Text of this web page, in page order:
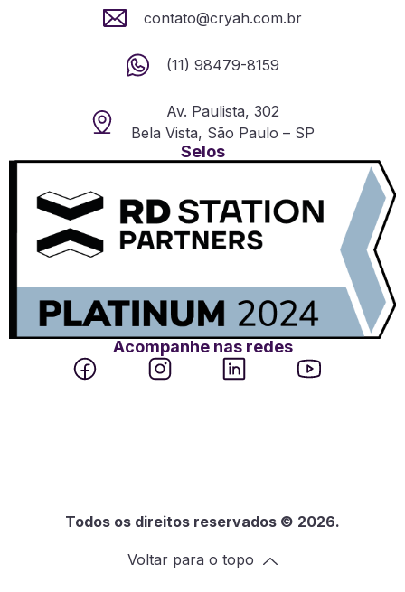
contato@cryah.com.br
(11) 98479-8159
Av. Paulista, 302
Bela Vista, São Paulo – SP
Selos
Acompanhe nas redes
Todos os direitos reservados © 2026.
Voltar para o topo